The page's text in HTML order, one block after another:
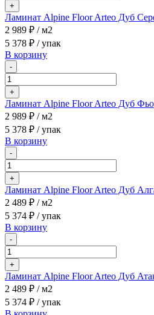
+
Ламинат Alpine Floor Arteo Дуб
2 989 ₽ / м2
5 378 ₽ / упак
В корзину
-
+
Ламинат Alpine Floor Arteo Дуб
2 989 ₽ / м2
5 378 ₽ / упак
В корзину
-
+
Ламинат Alpine Floor Arteo Дуб
2 489 ₽ / м2
5 374 ₽ / упак
В корзину
-
+
Ламинат Alpine Floor Arteo Дуб
2 489 ₽ / м2
5 374 ₽ / упак